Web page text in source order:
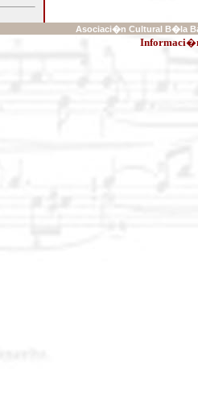
Asociaci�n Cultural B�la